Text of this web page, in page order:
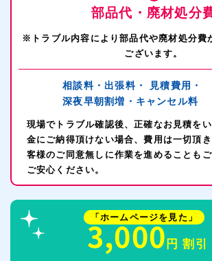
一宮市指定給水装置工事事業者
刈谷市水道指定給水装置工事事業者
江南市水道事業指定給水装置工事事業者
津島市指定給水装置工事事業者
小牧市水道事業指定給水装置工事事業
稲沢市水道事業指定給水装置工事事業
エリア（豊明市、日進市、三好市、東郷町、長久
手市）
海部南部水道企業団指定給水装置工事事業者
部品代・廃材処分
※トラブル内容により部品代や廃材処分費
ございます。
相談料・出張料・
見積費用・
深夜早朝割増・ キャンセル料
現場でトラブル確認後、正確なお見積を
金にご納得頂けない場合、費用は一切頂
客様のご同意無しに作業を進めることも
ご安心ください。
「ホームページを見た」
3,000 円 割引